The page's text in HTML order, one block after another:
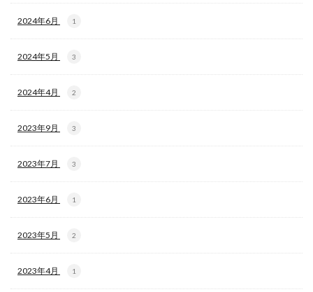
2024年6月 1
2024年5月 3
2024年4月 2
2023年9月 3
2023年7月 3
2023年6月 1
2023年5月 2
2023年4月 1